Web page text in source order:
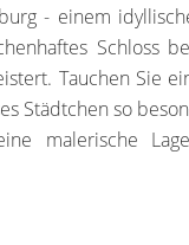
- einem
Schloss
Tauchen Sie
Städtchen so
malerische